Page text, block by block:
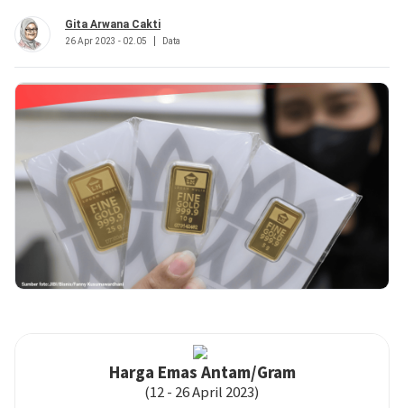
Gita Arwana Cakti
26 Apr 2023 - 02.05 Data